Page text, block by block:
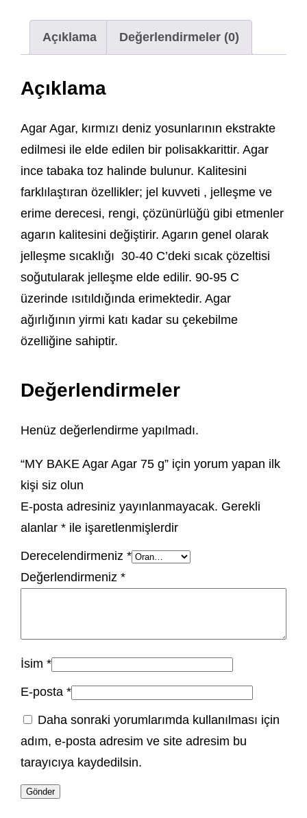
Açıklama Değerlendirmeler (0)
Açıklama
Agar Agar, kırmızı deniz yosunlarının ekstrakte
edilmesi ile elde edilen bir polisakkarittir. Agar
ince tabaka toz halinde bulunur. Kalitesini
farklılaştıran özellikler; jel kuvveti , jelleşme ve
erime derecesi, rengi, çözünürlüğü gibi etmenler
agarın kalitesini değiştirir. Agarın genel olarak
jelleşme sıcaklığı 30-40 C’deki sıcak çözeltisi
soğutularak jelleşme elde edilir. 90-95 C
üzerinde ısıtıldığında erimektedir. Agar
ağırlığının yirmi katı kadar su çekebilme
özelliğine sahiptir.
Değerlendirmeler
Henüz değerlendirme yapılmadı.
“MY BAKE Agar Agar 75 g” için yorum yapan ilk
kişi siz olun
E-posta adresiniz yayınlanmayacak. Gerekli
alanlar* ile işaretlenmişlerdir
Derecelendirmeniz*
Değerlendirmeniz*
İsim*
E-posta*
Daha sonraki yorumlarımda kullanılması için
adım, e-posta adresim ve site adresim bu
tarayıcıya kaydedilsin.